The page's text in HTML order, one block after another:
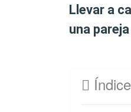
Llevar a
una
Índice